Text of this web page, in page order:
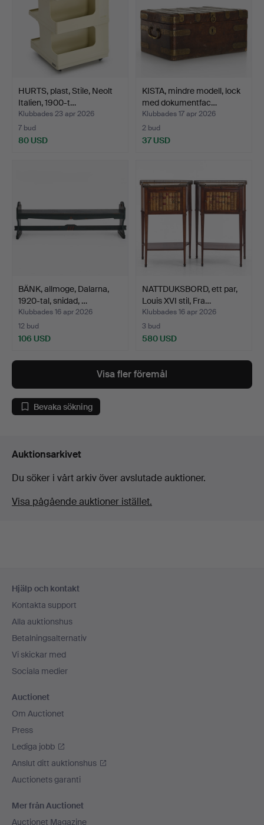
HURTS, plast, Stile, Neolt
Italien, 1900-t…
Klubbades 23 apr 2026
7 bud
80 USD
KISTA, mindre modell, lock
med dokumentfac…
Klubbades 17 apr 2026
2 bud
37 USD
BÄNK, allmoge, Dalarna,
1920-tal, snidad, …
Klubbades 16 apr 2026
12 bud
106 USD
NATTDUKSBORD, ett par,
Louis XVI stil, Fra…
Klubbades 16 apr 2026
3 bud
580 USD
Visa fler föremål
Bevaka sökning
Auktionsarkivet
Du söker i vårt arkiv över avslutade auktioner.
Visa pågående auktioner istället.
Hjälp och kontakt
Kontakta support
Alla auktionshus
Betalningsalternativ
Vi skickar med
Sociala medier
Auctionet
Om Auctionet
Press
Lediga jobb
Anslut ditt auktionshus
Auctionets garanti
Mer från Auctionet
Auctionet Magazine